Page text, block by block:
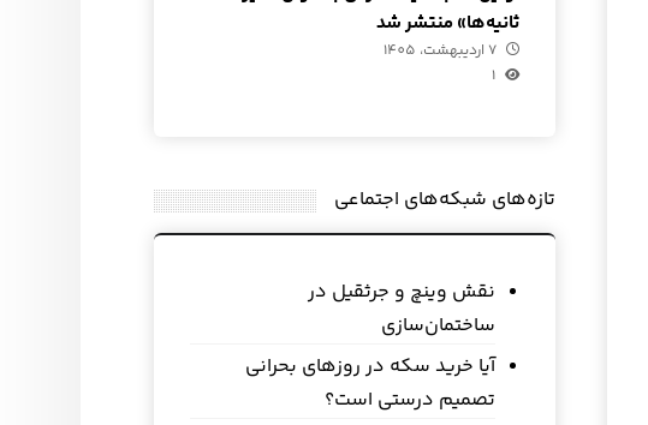
ثانیه‌ها» منتشر شد
7 اردیبهشت، 1405
1
تازه‌های شبکه‌های اجتماعی
نقش وینچ و جرثقیل در
ساختمان‌سازی
آیا خرید سکه در روزهای بحرانی
تصمیم درستی است؟